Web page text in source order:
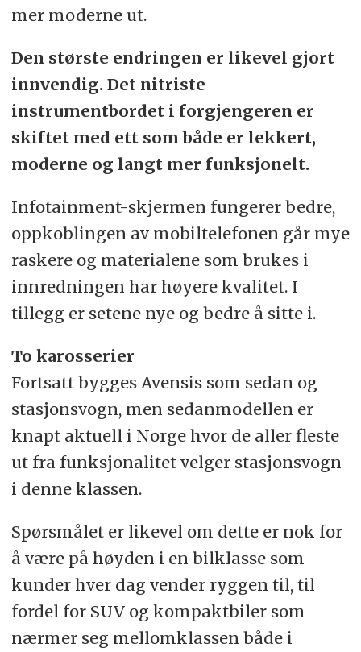
mer moderne ut.
Den største endringen er likevel gjort
innvendig. Det nitriste
instrumentbordet i forgjengeren er
skiftet med ett som både er lekkert,
moderne og langt mer funksjonelt.
Infotainment-skjermen fungerer bedre,
oppkoblingen av mobiltelefonen går mye
raskere og materialene som brukes i
innredningen har høyere kvalitet. I
tillegg er setene nye og bedre å sitte i.
To karosserier
Fortsatt bygges Avensis som sedan og
stasjonsvogn, men sedanmodellen er
knapt aktuell i Norge hvor de aller fleste
ut fra funksjonalitet velger stasjonsvogn
i denne klassen.
Spørsmålet er likevel om dette er nok for
å være på høyden i en bilklasse som
kunder hver dag vender ryggen til, til
fordel for SUV og kompaktbiler som
nærmer seg mellomklassen både i